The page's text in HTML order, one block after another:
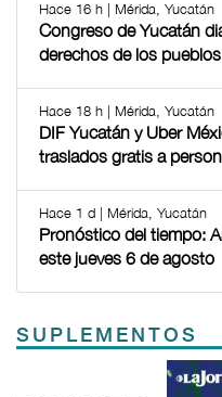
Hace 16 h | Mérida, Yucatán
Congreso de Yucatán
derechos de los
Hace 18 h | Mérida, Yucatán
DIF Yucatán y Uber
traslados gratis a
Hace 1 d | Mérida, Yucatán
Pronóstico del tiempo:
este jueves 6 de agosto
SUPLEMENTOS